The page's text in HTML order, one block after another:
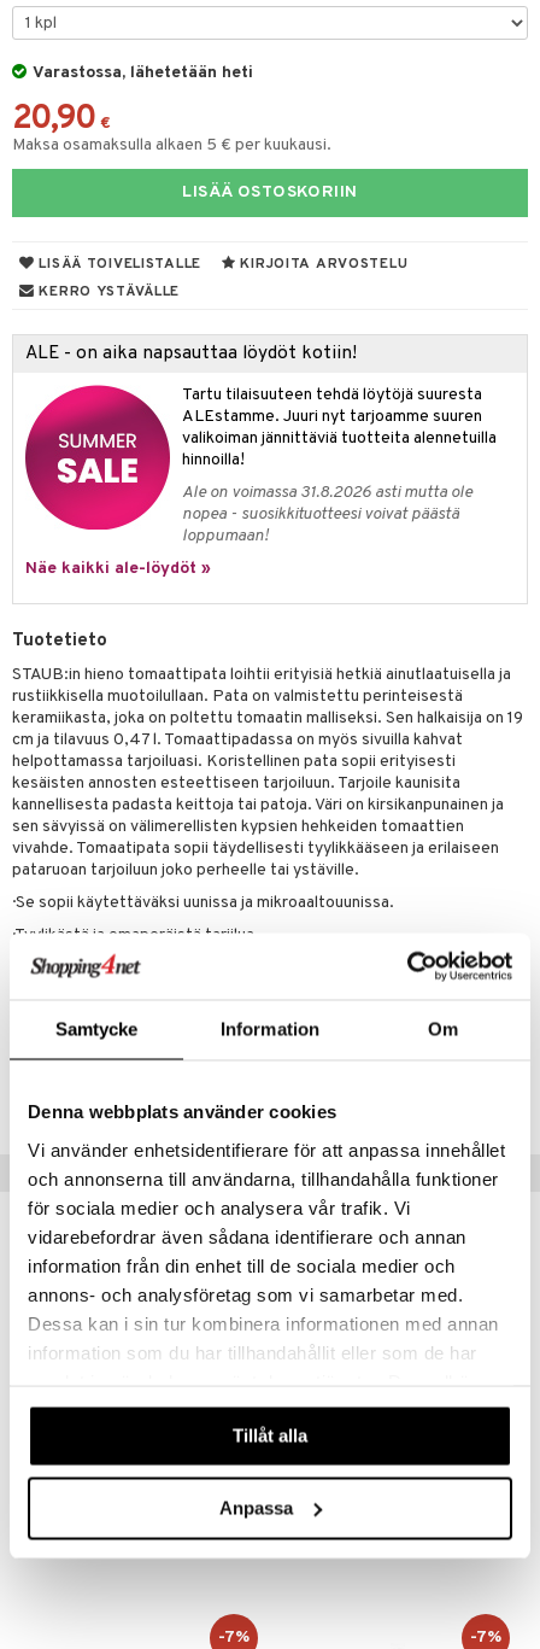
Samtycke Information Om
Denna webbplats använder cookies
Vi använder enhetsidentifierare för att anpassa innehållet
och annonserna till användarna, tillhandahålla funktioner
för sociala medier och analysera vår trafik. Vi
vidarebefordrar även sådana identifierare och annan
information från din enhet till de sociala medier och
annons- och analysföretag som vi samarbetar med.
Dessa kan i sin tur kombinera informationen med annan
information som du har tillhandahållit eller som de har
våra cookies vid fortsatt användande av vår webbplats.
Tillåt alla
Anpassa
Varastossa, lähetetään heti
20,90 €
Maksa osamaksulla alkaen 5 € per kuukausi.
LISÄÄ OSTOSKORIIN
LISÄÄ TOIVELISTALLE
KIRJOITA ARVOSTELU
KERRO YSTÄVÄLLE
ALE - on aika napsauttaa löydöt kotiin!
Tartu tilaisuuteen tehdä löytöjä suuresta
ALEstamme. Juuri nyt tarjoamme suuren
valikoiman jännittäviä tuotteita alennetuilla
hinnoilla!
Ale on voimassa 31.8.2026 asti mutta ole
nopea - suosikkituotteesi voivat päästä
loppumaan!
Näe kaikki ale-löydöt »
Tuotetieto
STAUB:in hieno tomaattipata loihtii erityisiä hetkiä ainutlaatuisella ja
rustiikkisella muotoilullaan. Pata on valmistettu perinteisestä
keramiikasta, joka on poltettu tomaatin malliseksi. Sen halkaisija on 19
cm ja tilavuus 0,47 l. Tomaattipadassa on myös sivuilla kahvat
helpottamassa tarjoiluasi. Koristellinen pata sopii erityisesti
kesäisten annosten esteettiseen tarjoiluun. Tarjoile kaunisita
kannellisesta padasta keittoja tai patoja. Väri on kirsikanpunainen ja
sen sävyissä on välimerellisten kypsien hehkeiden tomaattien
vivahde. Tomaatipata sopii täydellisesti tyylikkääseen ja erilaiseen
pataruoan tarjoiluun joko perheelle tai ystäville.
· Se sopii käytettäväksi uunissa ja mikroaaltouunissa.
· Tyylikästä ja omaperäistä tarjilua
· Taiteellinen muotoilu – luonnon inspiroima
Tuotenumero
Suositut tuotteet
Saatavana useana vaihtoehtona
Valurautapata 2,8L
52,99 63,99
-17%
Saatavana useana vaihtoehtona
Gretl Valurautapata pyöreä 4L
DORRE
51,99
-7% -7%
& Vihannesveitset
sisustus
tarvikkeita
tekstiilit
koristelu
säilytys
tekstiilit
Saalit
& Tyynyliinat
& Peitot
& Koukut
& Korit
& Veistokset
& Lyhdyt
& Korit
tekstiilit
tekstiilit
tekstiilit
& Tyynyliinat
& Peitot
hyönteissuoja
& Lyhdyt
& vastauksia